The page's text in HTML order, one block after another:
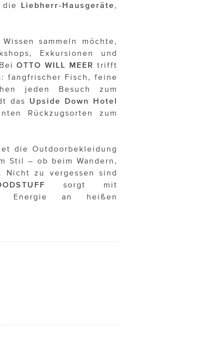
die Liebherr-Hausgeräte,
sammeln möchte,
Exkursionen und
BeiOTTO WILL MEER trifft
fangfrischer Fisch, feine
jeden Besuch zum
das Upside Down Hotel
Rückzugsorten zum
die Outdoorbekleidung
Stil – ob beim Wandern,
Nicht zu vergessen sind
sorgt mit
Energie an heißen